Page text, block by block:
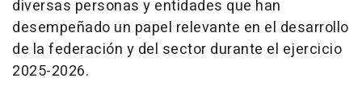
diversas personas y entidades que han
desempeñado un papel relevante en el desarrollo
de la federación y del sector durante el ejercicio
2025-2026.